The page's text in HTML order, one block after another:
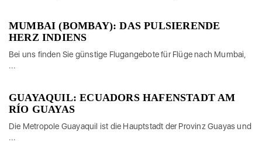
MUMBAI (BOMBAY): DAS PULSIERENDE
HERZ INDIENS
Bei uns finden Sie günstige Flugangebote für Flüge nach Mumbai,
...
GUAYAQUIL: ECUADORS HAFENSTADT AM
RÍO GUAYAS
Die Metropole Guayaquil ist die Hauptstadt der Provinz Guayas und
...